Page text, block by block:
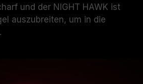
und der NIGHT HAWK ist
auszubreiten, um in die